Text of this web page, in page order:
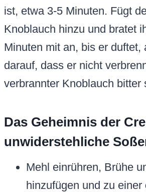
ist, etwa 3-5 Minuten. Fügt
Knoblauch hinzu und bratet
Minuten mit an, bis er duftet,
darauf, dass er nicht
verbrannter Knoblauch bitter
Das Geheimnis der
unwiderstehliche
Mehl einrühren, Brühe
hinzufügen und zu